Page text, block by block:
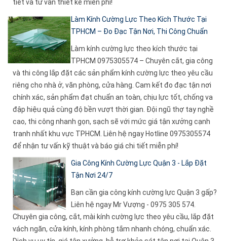
tiết và tư vấn thiết kế miễn phí!
Làm Kính Cường Lực Theo Kích Thước Tại
TPHCM – Đo Đạc Tận Nơi, Thi Công Chuẩn
Làm kính cường lực theo kích thước tại
TPHCM 0975305574 – Chuyên cắt, gia công
và thi công lắp đặt các sản phẩm kính cường lực theo yêu cầu
riêng cho nhà ở, văn phòng, cửa hàng. Cam kết đo đạc tận nơi
chính xác, sản phẩm đạt chuẩn an toàn, chịu lực tốt, chống va
đập hiệu quả cùng độ bền vượt thời gian. Đội ngũ thợ tay nghề
cao, thi công nhanh gọn, sạch sẽ với mức giá tận xưởng cạnh
tranh nhất khu vực TPHCM. Liên hệ ngay Hotline 0975305574
để nhận tư vấn kỹ thuật và báo giá chi tiết miễn phí!
Gia Công Kính Cường Lực Quận 3 - Lắp Đặt
Tận Nơi 24/7
Bạn cần gia công kính cường lực Quận 3 gấp?
Liên hệ ngay Mr Vượng - 0975 305 574.
Chuyên gia công, cắt, mài kính cường lực theo yêu cầu, lắp đặt
vách ngăn, cửa kính, kính phòng tắm nhanh chóng, chuẩn xác.